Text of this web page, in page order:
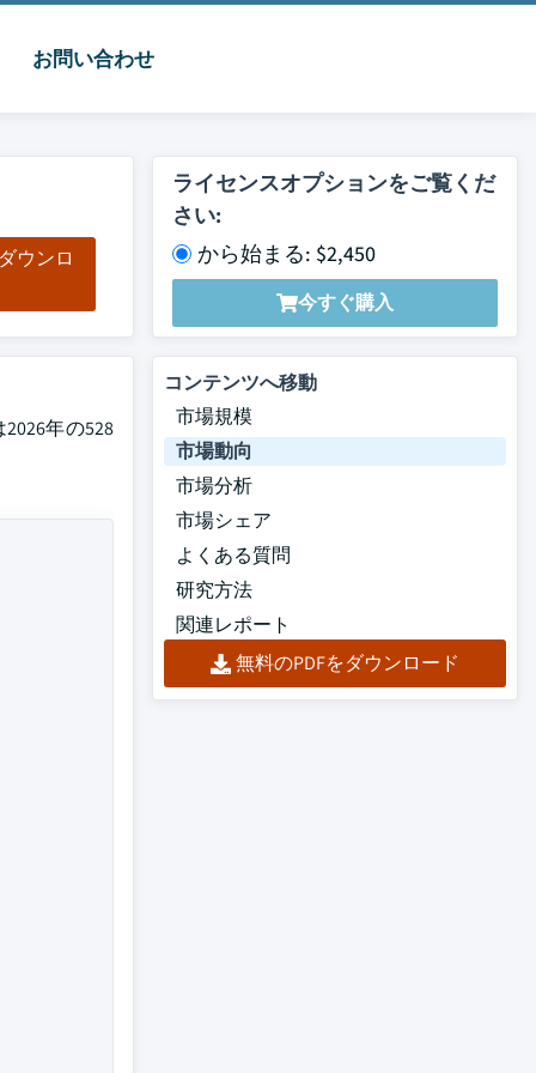
お問い合わせ
ウンロ
ライセンスオプションをご覧くだ
さい:
から始まる: $2,450
今すぐ購入
年の528
コンテンツへ移動
市場規模
市場動向
市場分析
市場シェア
よくある質問
研究方法
関連レポート
無料のPDFをダウンロード